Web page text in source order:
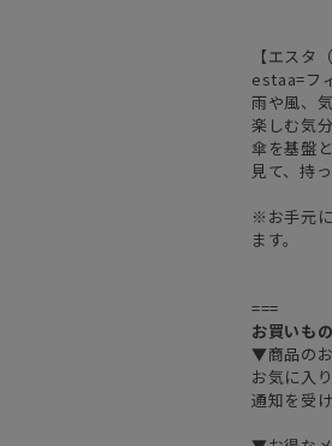
【エスタ
estaa=フ
雨や風、
楽しむ気
傘を基盤
見て、持
※お手元
ます。
===
お買いも
▼商品の
お気に入
通知を受